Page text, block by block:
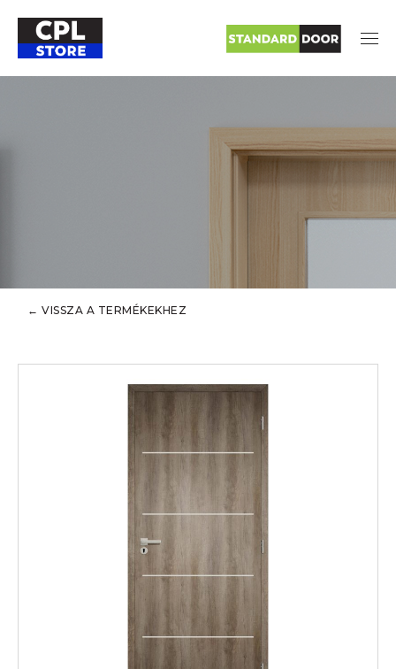
← VISSZA A TERMÉKEKHEZ